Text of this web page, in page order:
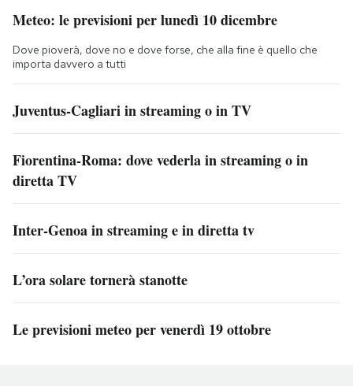
Meteo: le previsioni per lunedì 10 dicembre
Dove pioverà, dove no e dove forse, che alla fine è quello che
importa davvero a tutti
Juventus-Cagliari in streaming o in TV
Fiorentina-Roma: dove vederla in streaming o in
diretta TV
Inter-Genoa in streaming e in diretta tv
L’ora solare tornerà stanotte
Le previsioni meteo per venerdì 19 ottobre